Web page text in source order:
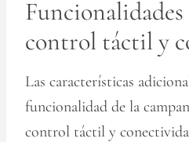
control táctil y
Las características
funcionalidad de la
control táctil y